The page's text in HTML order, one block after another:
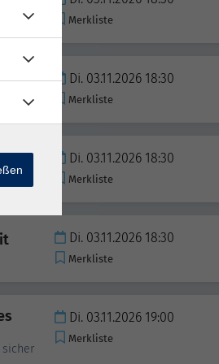
Merkliste
Di. 03.11.2026 18:30
Merkliste
Di. 03.11.2026 18:30
Merkliste
Di. 03.11.2026 18:30
Merkliste
sicher
Di. 03.11.2026 19:00
Merkliste